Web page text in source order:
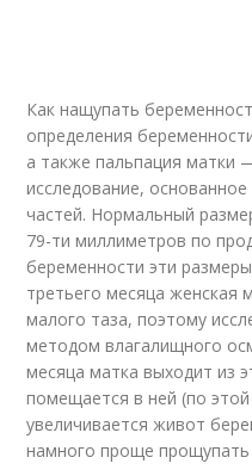
Как нащупать
определения
а также пальпация матки
исследование,
частей. Нормальный
79-ти миллиметров по
беременности эти
третьего месяца женская
малого таза, поэтому
методом влагалищного
месяца матка выходит из
помещается в ней (по
увеличивается живот
намного проще